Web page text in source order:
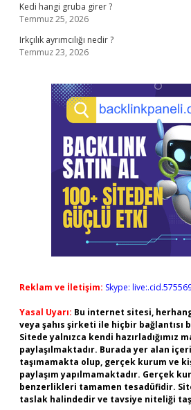
Kedi hangi gruba girer ?
Temmuz 25, 2026
Irkçılık ayrımcılığı nedir ?
Temmuz 23, 2026
Reklam ve İletişim: Skype:
Yasal Uyarı: Bu internet sitesi,
veya şahıs şirketi ile hiçbir bağlantısı
Sitede yalnızca kendi hazırladığımız
paylaşılmaktadır. Burada yer alan
taşımamakta olup, gerçek kurum ve
paylaşım yapılmamaktadır. Gerçek
benzerlikleri tamamen tesadüfidir.
taslak halindedir ve tavsiye niteliği